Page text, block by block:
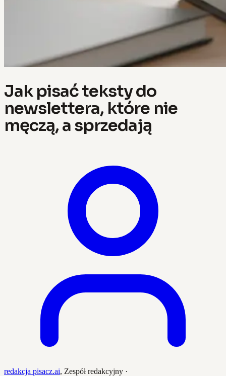
Jak pisać teksty do
newslettera, które nie
męczą, a sprzedają
redakcja pisacz.ai, Zespół redakcyjny ·